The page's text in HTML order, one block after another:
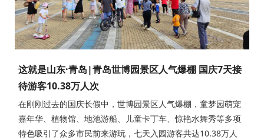
这就是山东·青岛|青岛世博园景区人气爆棚 国庆7天接
待游客10.38万人次
在刚刚过去的国庆长假中，世博园景区人气爆棚，童梦园萌宠
嘉年华、植物馆、地池游船、儿童卡丁车、惊艳水舞秀等多项
特色吸引了众多市民前来游玩，七天入园游客共达10.38万人